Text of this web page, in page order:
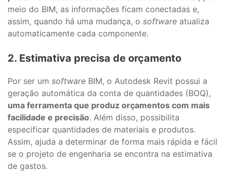
meio do BIM, as informações ficam conectadas e,
assim, quando há uma mudança, o software atualiza
automaticamente cada componente.
2. Estimativa precisa de orçamento
Por ser um software BIM, o Autodesk Revit possui a
geração automática da conta de quantidades (BOQ),
uma ferramenta que produz orçamentos com mais
facilidade e precisão. Além disso, possibilita
especificar quantidades de materiais e produtos.
Assim, ajuda a determinar de forma mais rápida e fácil
se o projeto de engenharia se encontra na estimativa
de gastos.